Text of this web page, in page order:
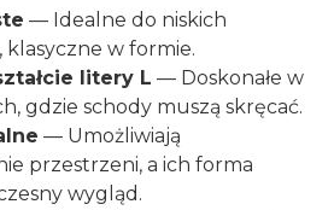
— Idealne do niskich
klasyczne w formie.
litery L — Doskonałe w
gdzie schody muszą skręcać.
— Umożliwiają
przestrzeni, a ich forma
wygląd.